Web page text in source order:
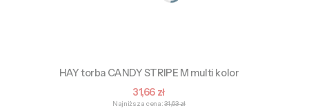
HAY torba CANDY STRIPE M multi kolor
Cena promocyjna
31,66 zł
Najniższa cena: 31,63 zł